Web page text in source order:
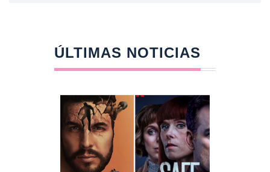
ÚLTIMAS NOTICIAS